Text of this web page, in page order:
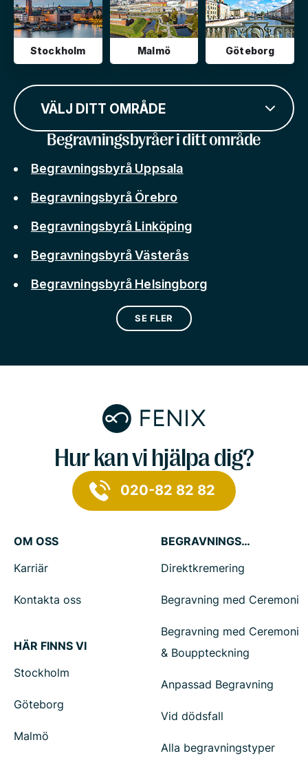
Stockholm Malmö Göteborg
VÄLJ DITT OMRÅDE
Begravningsbyråer i ditt område
Begravningsbyrå Uppsala
Begravningsbyrå Örebro
Begravningsbyrå Linköping
Begravningsbyrå Västerås
Begravningsbyrå Helsingborg
SE FLER
Hur kan vi hjälpa dig?
020-82 82 82
OM OSS
Karriär
Kontakta oss
HÄR FINNS VI
Stockholm
Göteborg
Malmö
BEGRAVNINGSTJÄNSTER
Direktkremering
Begravning med Ceremoni
Begravning med Ceremoni
& Bouppteckning
Anpassad Begravning
Vid dödsfall
Alla begravningstyper